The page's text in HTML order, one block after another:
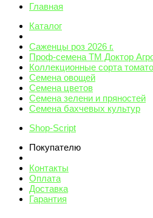
Главная
Каталог
Саженцы роз 2026 г.
Проф-семена ТМ Доктор
Коллекционные сорта
Семена овощей
Семена цветов
Семена зелени и пряностей
Семена бахчевых культур
Shop-Script
Покупателю
Контакты
Оплата
Доставка
Гарантия